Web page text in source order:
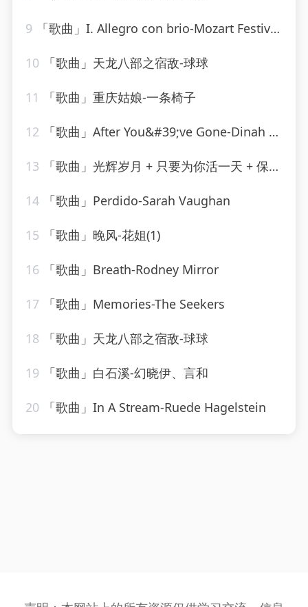
9 「歌曲」I. Allegro con brio-Mozart Festival Orchestra、Alberto Lizzio
10 「歌曲」天龙八部之宿敌-球球
11 「歌曲」重庆姑娘-一条椅子
12 「歌曲」After You&#39;ve Gone-Dinah Washington(1)
13 「歌曲」光辉岁月 + 只要为你活一天 + 保重-谢霆锋、朱一龙
14 「歌曲」Perdido-Sarah Vaughan
15 「歌曲」晚风-花姐(1)
16 「歌曲」Breath-Rodney Mirror
17 「歌曲」Memories-The Seekers
18 「歌曲」天龙八部之宿敌-球球
19 「歌曲」白石溪-幻晓伊、言和
20 「歌曲」In A Stream-Ruede Hagelstein